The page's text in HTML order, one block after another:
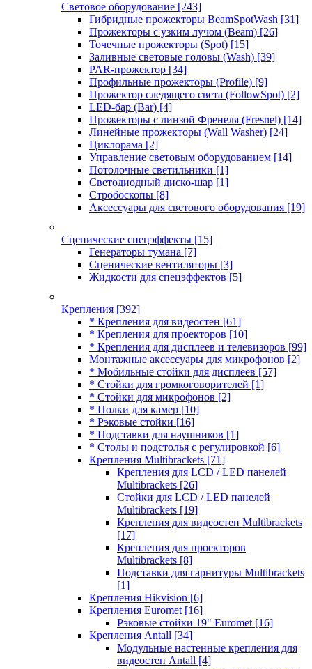
Световое оборудование [243]
Гибридные прожекторы BeamSpotWash [31]
Прожекторы с узким лучом (Beam) [26]
Точечные прожекторы (Spot) [15]
Заливные световые головы (Wash) [39]
PAR-прожектор [34]
Профильные прожекторы (Profile) [9]
Прожектор следящего света (FollowSpot) [2]
LED-бар (Bar) [4]
Прожекторы с линзой Френеля (Fresnel) [14]
Линейные прожекторы (Wall Washer) [24]
Циклорама [2]
Управление световым оборудованием [14]
Потолочные светильники [1]
Светодиодный диско-шар [1]
Стробоскопы [8]
Аксессуары для светового оборудования [19]
Сценические спецэффекты [15]
Генераторы тумана [7]
Сценические вентиляторы [3]
Жидкости для спецэффектов [5]
Крепления [392]
* Крепления для видеостен [61]
* Крепления для проекторов [10]
* Крепления для дисплеев и телевизоров [99]
Монтажные аксессуары для микрофонов [2]
* Мобильные стойки для дисплеев [57]
* Стойки для громкоговорителей [1]
* Стойки для микрофонов [2]
* Полки для камер [10]
* Рэковые стойки [16]
* Подставки для наушников [1]
* Столы и подстолья с регулировкой [6]
Крепления Multibrackets [71]
Крепления для LCD / LED панелей
Multibrackets [26]
Стойки для LCD / LED панелей
Multibrackets [19]
Крепления для видеостен Multibrackets
[17]
Крепления для проекторов
Multibrackets [8]
Подставки для гарнитуры Multibrackets
[1]
Крепления Hikvision [6]
Крепления Euromet [16]
Рэковые стойки 19" Euromet [16]
Крепления Antall [34]
Модульные настенные крепления для
видеостен Antall [4]